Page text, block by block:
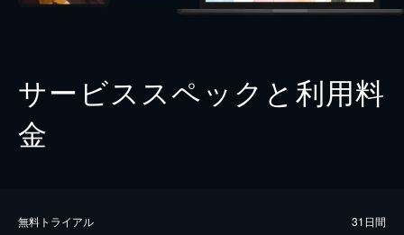
サービススペックと利用料
金
無料トライアル 31日間